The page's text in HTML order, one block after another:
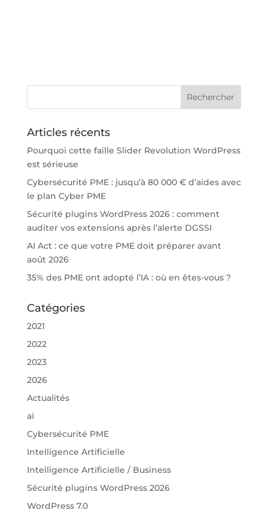
Articles récents
Pourquoi cette faille Slider Revolution WordPress
est sérieuse
Cybersécurité PME : jusqu’à 80 000 € d’aides avec
le plan Cyber PME
Sécurité plugins WordPress 2026 : comment
auditer vos extensions après l’alerte DGSSI
AI Act : ce que votre PME doit préparer avant
août 2026
35% des PME ont adopté l’IA : où en êtes-vous ?
Catégories
2021
2022
2023
2026
Actualités
ai
Cybersécurité PME
Intelligence Artificielle
Intelligence Artificielle / Business
Sécurité plugins WordPress 2026
WordPress 7.0